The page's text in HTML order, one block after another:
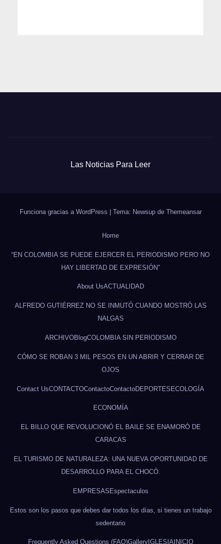
Las Noticias Para Leer
Funciona gracias a WordPress | Tema: Newsup de Themeansar
Home
“EN COLOMBIA SE PUEDE EJERCER EL PERIODISMO PERO NO
HAY LIBERTAD DE EXPRESIÓN”
About UsACTUALIDAD
ALFREDO GUTIÉRREZ NO SE INMUTÓ CUANDO MOSTRÓ LAS
NALGAS
ARCHIVOBlogCOLOMBIA SIN PERIODISMO
CÓMO SE ROBAN 3 MIL PESOS EN UN ABRIR Y CERRAR DE
OJOS
Contact UsCONTACTOContactoContactoDEPORTESECOLOGÍA
ECONOMÍA
EL BILLO QUE REVOLUCIONÓ EL BAILE SE ENAMORÓ DE
CARACAS
EL TURISMO DE NATURALEZA: UNA NUEVA OPORTUNIDAD DE
DESARROLLO PARA EL CHOCÓ.
EMPRESASEspectaculos
Estos son los pasos que debes dar todos los días, si tienes un trabajo
sedentario
Frequently Asked Questions (FAQ)GalleryIGLESIAINICIO